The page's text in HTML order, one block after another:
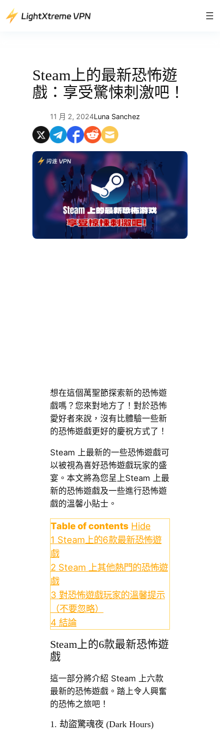
至
Steam上的最新恐怖遊
戲：享受驚悚刺激吧！
11 月 2, 2024Luna Sanchez
想在這個萬聖節探索新的恐怖遊
戲嗎？您來對地方了！對於恐怖
愛好者來說，沒有比體驗一些新
的恐怖遊戲更好的慶祝方式了！
Steam 上最新的一些恐怖遊戲可
以被視為喜好恐怖遊戲玩家的盛
宴。本文將為您呈上Steam 上最
新的恐怖遊戲及一些進行恐怖遊
戲的溫馨小貼士。
Table of contents Hide
1 Steam上的6款最新恐怖遊
戲
2 Steam 上其他熱門的恐怖遊
戲
3 對恐怖遊戲玩家的溫馨提示
（不要忽略）
4 結論
Steam上的6款最新恐怖遊
戲
這一部分將介紹 Steam 上六款
最新的恐怖遊戲。踏上令人興奮
的恐怖之旅吧！
1. 劫盜驚魂夜 (Dark Hours)